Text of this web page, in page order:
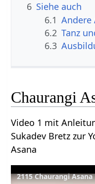
6 Siehe auch
6.1 Andere
6.2 Tanz
6.3
Chaurangi
Video 1 mit
Sukadev Bretz zur
Asana
2115 Chaurangi Asana